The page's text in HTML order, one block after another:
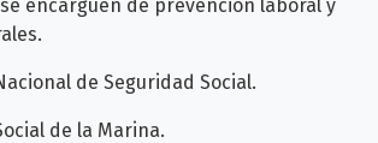
encarguen de prevención laboral y
de Seguridad Social.
de la Marina.